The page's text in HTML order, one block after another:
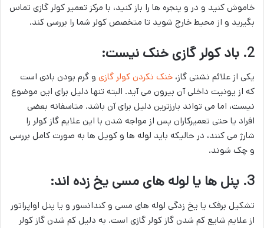
خاموش کنید و در و پنجره ها را باز کنید، با مرکز تعمیر کولر گازی تماس
بگیرید و از محیط خارج شوید تا متخصص کولر شما را بررسی کند.
2. باد کولر گازی خنک نیست:
یکی از علائم نشتی گاز، خنک نکردن کولر گازی و گرم بودن بادی است
که از یونیت داخلی آن بیرون می آید. البته تنها دلیل برای این موضوع
نیست، اما می تواند بارزترین دلیل برای آن باشد. متاسفانه بعضی
افراد یا حتی تعمیرکاران پس از مواجه شدن با این علایم گاز کولر را
شارژ می کنند، در حالیکه باید لوله ها و کویل ها به صورت کامل بررسی
و چک شوند.
3. پنل ها یا لوله های مسی یخ زده اند:
تشکیل برفک یا یخ زدگی لوله های مسی و کندانسور و یا پنل اواپراتور
از علایم شایع کم شدن گاز کولر گازی است. به دلیل کم شدن گاز کولر